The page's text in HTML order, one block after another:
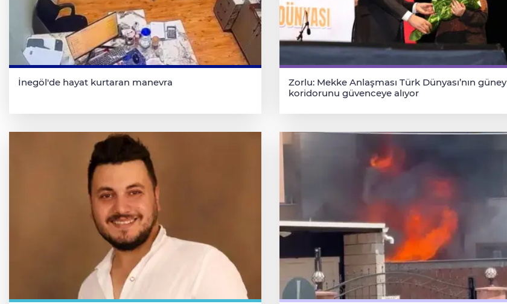
İnegöl'de hayat kurtaran manevra
Zorlu: Mekke Anlaşması Türk Dünyası’nın güney
koridorunu güvenceye alıyor